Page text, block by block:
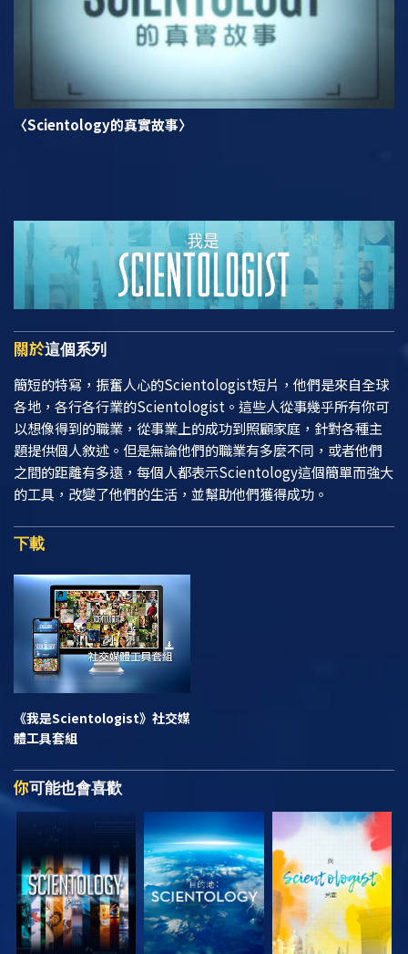
〈Scientology的真實故事〉
關於這個系列
簡短的特寫，振奮人心的Scientologist短片，他們是來自全球
各地，各行各行業的Scientologist。這些人從事幾乎所有你可
以想像得到的職業，從事業上的成功到照顧家庭，針對各種主
題提供個人敘述。但是無論他們的職業有多麼不同，或者他們
之間的距離有多遠，每個人都表示Scientology這個簡單而強大
的工具，改變了他們的生活，並幫助他們獲得成功。
下載
《我是Scientologist》 社交媒
體工具套組
你可能也會喜歡